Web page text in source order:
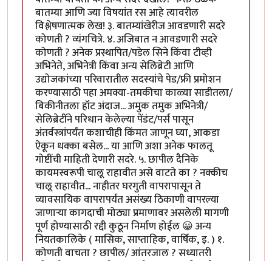
बातम्या आणि ज्या विषयांत रस आहे त्यावरील
विश्लेषणात्मक लेख! ३. बातम्यांखेरीज आवडणारी सदरे
कोणती ? व्यंगचित्रे. ४. अजिबात न आवडणारी सदरे
कोणती ? अनेक प्रस्थापित/पडेल सिने किंवा टीव्ही
अभिनेते, अभिनेत्री किंवा अन्य सेलिब्रेटी आणि
उद्योजकांच्या परिवारातील सदस्यांचे पेड/फ्री प्रमोशन
करण्यासाठी पहा अमक्या-तमकीचा काळ्या साडीतला/
बिकीनीतला हॉट अंदाज... अमुक तमुक अभिनेत्री/
सेलिब्रेटींने परिधान केलेल्या पेंडंट/पर्स पासून
अंतर्वस्त्रांपर्यंत कशाचीही किंमत जाणून घ्या, आकडा
ऐकून धक्का बसेल... या आणि अशा अनेक फालतू
गोष्टींची माहिती देणारी सदरे. ५. छापील दैनिके
कायमस्वरूपी चालू राहावीत असे वाटते का ? नक्कीच
चालू राहावीत... नाहीतर घरगुती वापरापासून ते
व्यावसायिक वापरापर्यंत असंख्य ठिकाणी वापरल्या
जाणाऱ्या कागदाची मोठ्या प्रमाणावर असलेली मागणी
पूर्ण होण्यासाठी रद्दी कुठून निर्माण होईल 😀 अन्य
नियतकालिके ( मासिक, साप्ताहिक, वार्षिक, इ. ) १.
कोणती वाचता ? छापील/ आंतरजाल ? सध्यातरी